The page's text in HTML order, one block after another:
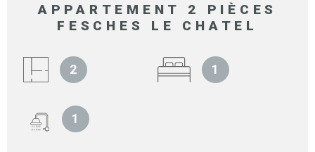
APPARTEMENT 2 PIÈCES
FESCHES LE CHATEL
2 1
1